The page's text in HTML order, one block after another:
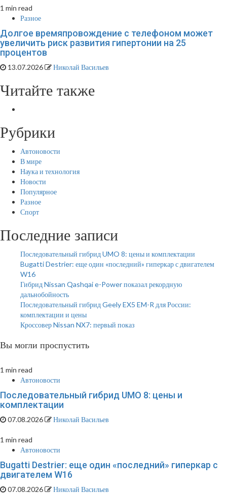
1 min read
Разное
Долгое времяпровождение с телефоном может
увеличить риск развития гипертонии на 25
процентов
13.07.2026 Николай Васильев
Читайте также
Рубрики
Автоновости
В мире
Наука и технология
Новости
Популярное
Разное
Спорт
Последние записи
Последовательный гибрид UMO 8: цены и комплектации
Bugatti Destrier: еще один «последний» гиперкар с двигателем
W16
Гибрид Nissan Qashqai e-Power показал рекордную
дальнобойность
Последовательный гибрид Geely EX5 EM-R для России:
комплектации и цены
Кроссовер Nissan NX7: первый показ
Вы могли проспустить
1 min read
Автоновости
Последовательный гибрид UMO 8: цены и
комплектации
07.08.2026 Николай Васильев
1 min read
Автоновости
Bugatti Destrier: еще один «последний» гиперкар с
двигателем W16
07.08.2026 Николай Васильев